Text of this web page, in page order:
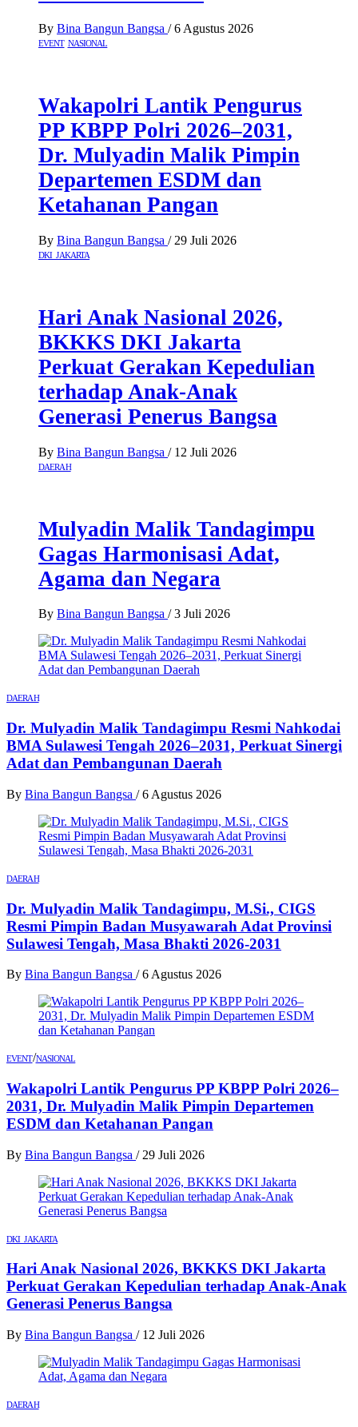
By Bina Bangun Bangsa / 6 Agustus 2026
EVENT NASIONAL
Wakapolri Lantik Pengurus
PP KBPP Polri 2026–2031,
Dr. Mulyadin Malik Pimpin
Departemen ESDM dan
Ketahanan Pangan
By Bina Bangun Bangsa / 29 Juli 2026
DKI JAKARTA
Hari Anak Nasional 2026,
BKKKS DKI Jakarta
Perkuat Gerakan Kepedulian
terhadap Anak-Anak
Generasi Penerus Bangsa
By Bina Bangun Bangsa / 12 Juli 2026
DAERAH
Mulyadin Malik Tandagimpu
Gagas Harmonisasi Adat,
Agama dan Negara
By Bina Bangun Bangsa / 3 Juli 2026
DAERAH
Dr. Mulyadin Malik Tandagimpu Resmi Nahkodai
BMA Sulawesi Tengah 2026–2031, Perkuat Sinergi
Adat dan Pembangunan Daerah
By Bina Bangun Bangsa / 6 Agustus 2026
DAERAH
Dr. Mulyadin Malik Tandagimpu, M.Si., CIGS
Resmi Pimpin Badan Musyawarah Adat Provinsi
Sulawesi Tengah, Masa Bhakti 2026-2031
By Bina Bangun Bangsa / 6 Agustus 2026
EVENT/NASIONAL
Wakapolri Lantik Pengurus PP KBPP Polri 2026–
2031, Dr. Mulyadin Malik Pimpin Departemen
ESDM dan Ketahanan Pangan
By Bina Bangun Bangsa / 29 Juli 2026
DKI JAKARTA
Hari Anak Nasional 2026, BKKKS DKI Jakarta
Perkuat Gerakan Kepedulian terhadap Anak-Anak
Generasi Penerus Bangsa
By Bina Bangun Bangsa / 12 Juli 2026
DAERAH